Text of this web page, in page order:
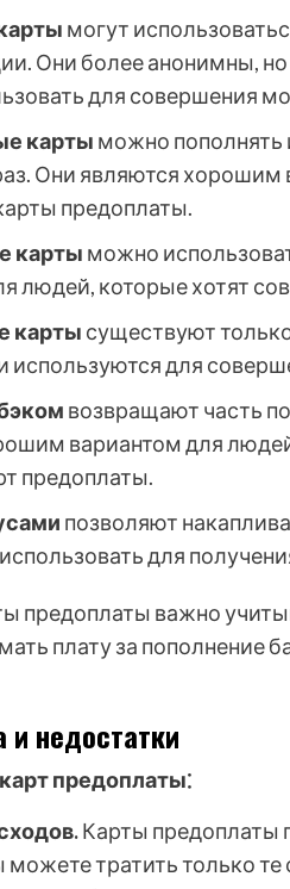
могут
Они более анонимны,
для совершения
карты можно пополнять
Они являются
предоплаты.
карты можно
людей, которые хотят
карты существуют
используются для
возвращают часть
вариантом для
предоплаты.
позволяют
для
предоплаты важно
плату за пополнение
недостатки
предоплаты⁚
Карты предоплаты
тратить только те